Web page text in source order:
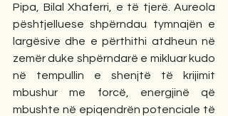
Pipa, Bilal Xhaferri, e të tjerë. Aureola
pështjelluese shpërndau tymnajën e
largësive dhe e përthithi atdheun në
zemër duke shpërndarë e mikluar kudo
në tempullin e shenjtë të krijimit
mbushur me forcë, energjinë që
mbushte në epiqendrën potenciale të